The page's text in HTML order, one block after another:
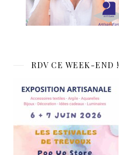
RDV CE WEEK-END !